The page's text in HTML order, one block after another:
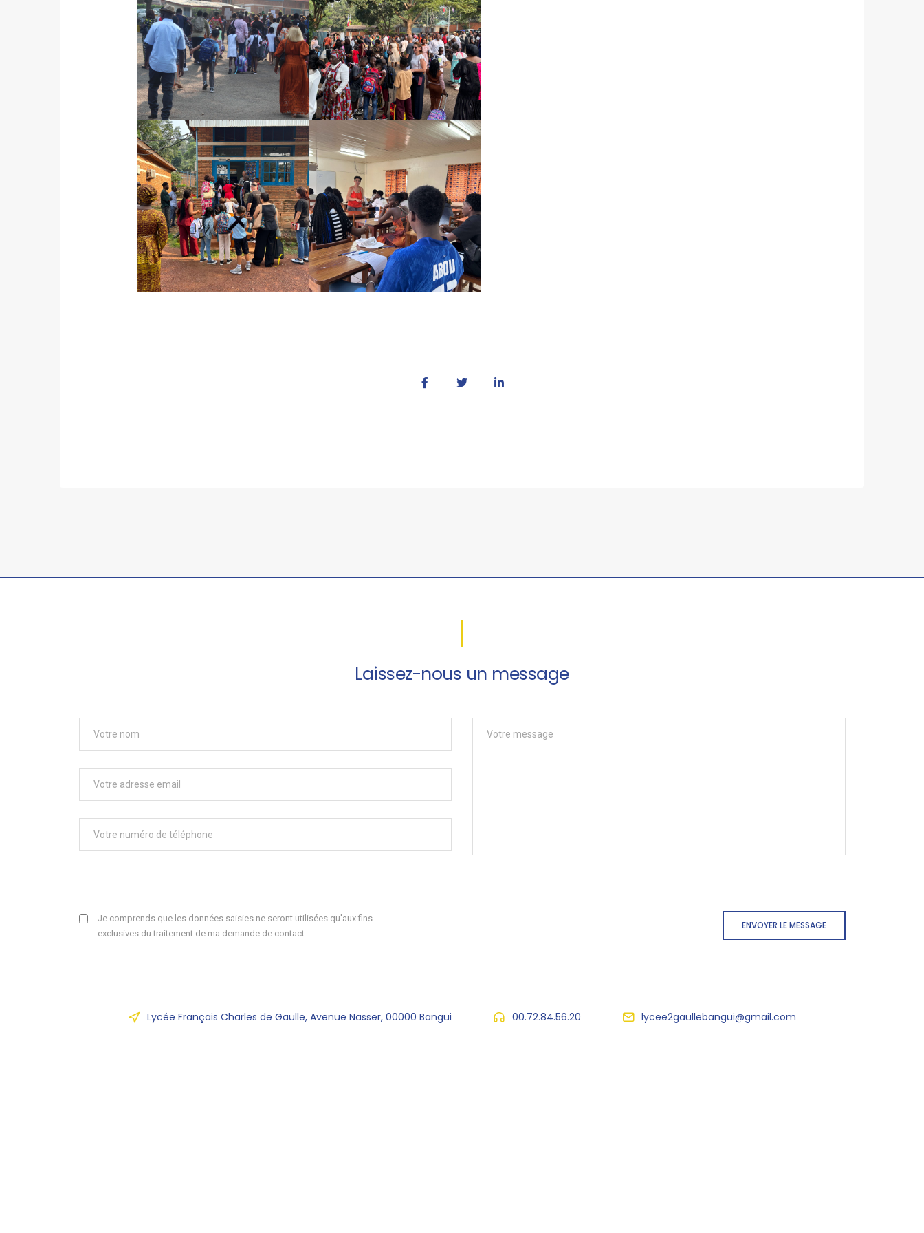
Laissez-nous un message
Je comprends que les données saisies ne seront utilisées qu'aux fins
exclusives du traitement de ma demande de contact.
ENVOYER LE MESSAGE
Lycée Français Charles de Gaulle, Avenue Nasser, 00000 Bangui 00.72.84.56.20 lycee2gaullebangui@gmail.com